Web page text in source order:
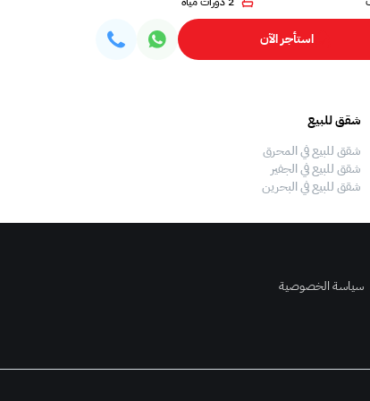
استأجر الآن
شقق للبيع
شقق للبيع في المحرق
شقق للبيع في الجفير
شقق للبيع في البحرين
سياسة الخصوصية